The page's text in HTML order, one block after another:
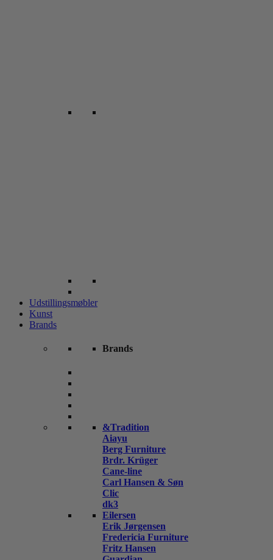
Udstillingsmøbler
Kunst
Brands
Brands
&Tradition
Aiayu
Berg Furniture
Brdr. Krüger
Cane-line
Carl Hansen & Søn
Clic
dk3
Eilersen
Erik Jørgensen
Fredericia Furniture
Fritz Hansen